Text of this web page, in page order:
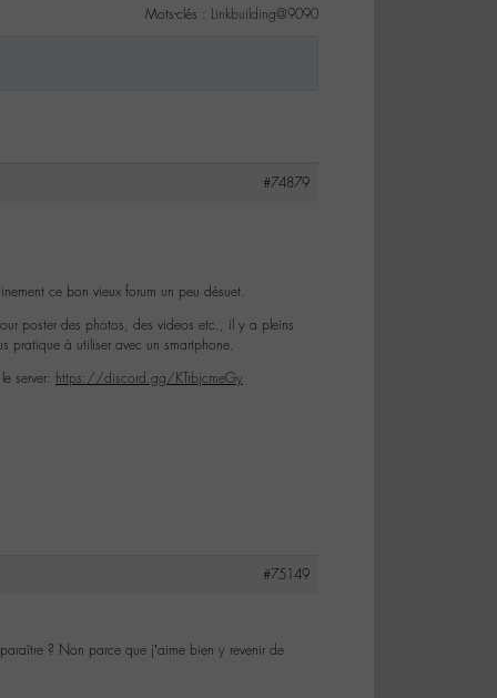
Mots-clés : Linkbuilding@9090
#74879
ce bon vieux forum un peu désuet.
poster des photos, des videos etc., il y a pleins
pratique à utiliser avec un smartphone.
server: https://discord.gg/KTrbjcmeGy
#75149
? Non parce que j’aime bien y revenir de